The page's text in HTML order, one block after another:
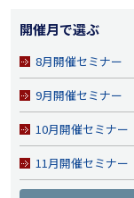
開催月で選ぶ
8月開催セミナー
9月開催セミナー
10月開催セミナー
11月開催セミナー